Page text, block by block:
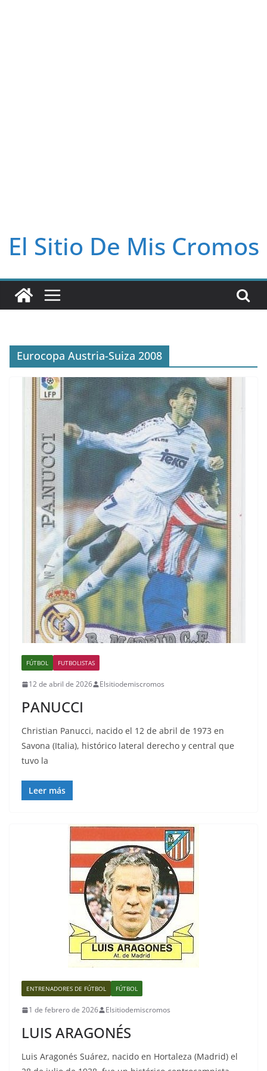
El Sitio De Mis Cromos
Eurocopa Austria-Suiza 2008
FÚTBOL FUTBOLISTAS
12 de abril de 2026 Elsitiodemiscromos
PANUCCI
Christian Panucci, nacido el 12 de abril de 1973 en
Savona (Italia), histórico lateral derecho y central que
tuvo la
Leer más
ENTRENADORES DE FÚTBOL FÚTBOL
1 de febrero de 2026 Elsitiodemiscromos
LUIS ARAGONÉS
Luis Aragonés Suárez, nacido en Hortaleza (Madrid) el